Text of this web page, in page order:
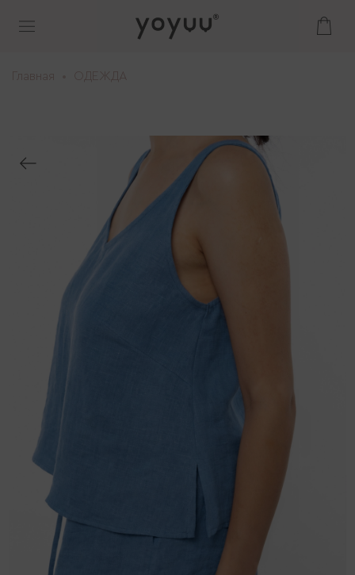
Главная ОДЕЖДА